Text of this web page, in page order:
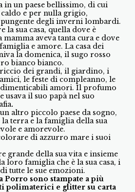
in un paese bellissimo, di cui
e per nulla grigio,
degli inverni lombardi.
la sua casa, quella dove è
mamma aveva tanta cura e dove
e amore. La casa dei
la domenica, il sugo rosso
bianco bianco.
dei grandi, il giardino, i
le feste di compleanno, le
amori. Il profumo
il suo papà nel suo
.
altro piccolo paese da sogno,
terra e la famiglia della sua
e amorevole.
di azzurro mare i suoi
grande della sua vita e insieme
loro famiglia che è la sua casa, i
tutte le sue emozioni.
Porro sono stampate a più
polimaterici e glitter su carta